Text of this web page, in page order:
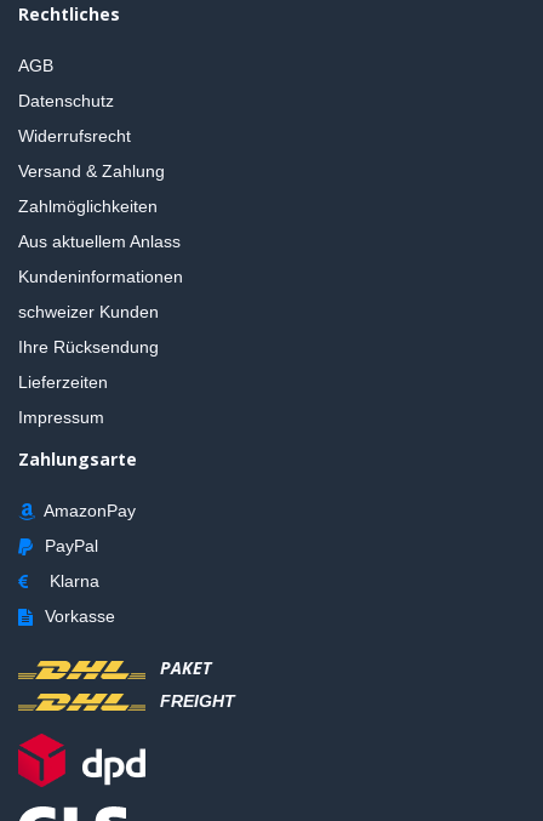
Rechtliches
AGB
Datenschutz
Widerrufsrecht
Versand & Zahlung
Zahlmöglichkeiten
Aus aktuellem Anlass
Kundeninformationen
schweizer Kunden
Ihre Rücksendung
Lieferzeiten
Impressum
Zahlungsarte
AmazonPay
PayPal
Klarna
Vorkasse
PAKET
FREIGHT